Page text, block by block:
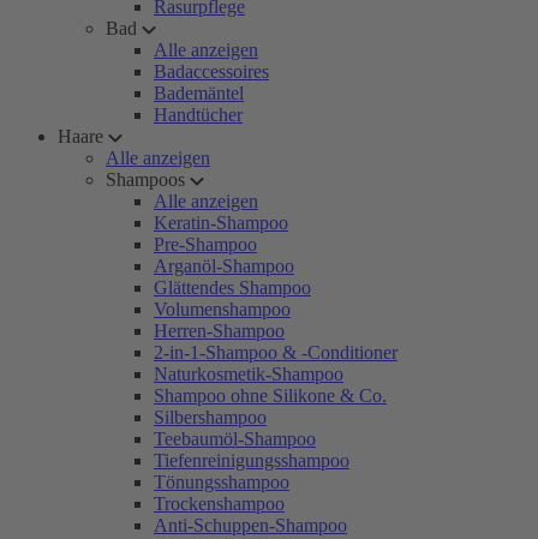
Rasurpflege
Bad
Alle anzeigen
Badaccessoires
Bademäntel
Handtücher
Haare
Alle anzeigen
Shampoos
Alle anzeigen
Keratin-Shampoo
Pre-Shampoo
Arganöl-Shampoo
Glättendes Shampoo
Volumenshampoo
Herren-Shampoo
2-in-1-Shampoo & -Conditioner
Naturkosmetik-Shampoo
Shampoo ohne Silikone & Co.
Silbershampoo
Teebaumöl-Shampoo
Tiefenreinigungsshampoo
Tönungsshampoo
Trockenshampoo
Anti-Schuppen-Shampoo